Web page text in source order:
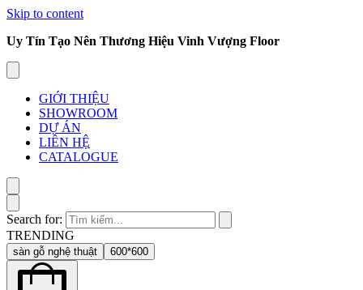
Skip to content
Uy Tín Tạo Nên Thương Hiệu Vinh Vượng Floor
GIỚI THIỆU
SHOWROOM
DỰ ÁN
LIÊN HỆ
CATALOGUE
Search for:
TRENDING
sàn gỗ nghệ thuật 600*600